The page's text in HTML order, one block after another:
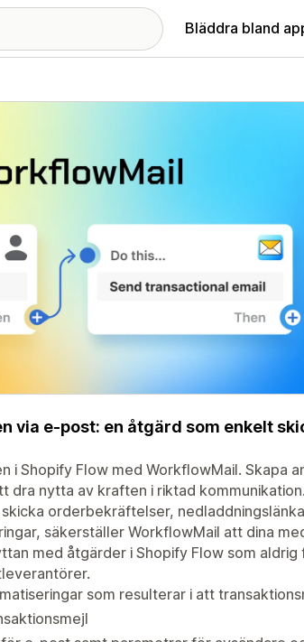
Bläddra bland
via e-post: en åtgärd som enkelt
i Shopify Flow med WorkflowMail. Skapa
dra nytta av kraften i riktad
orderbekräftelser,
säkerställer WorkflowMail att dina
med åtgärder i Shopify Flow som
som resulterar i att